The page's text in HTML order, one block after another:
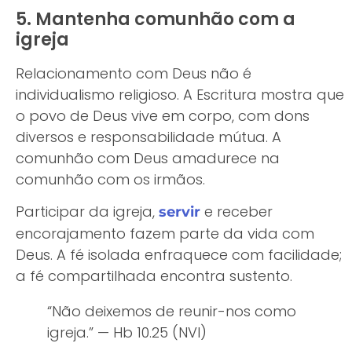
5. Mantenha comunhão com a
igreja
Relacionamento com Deus não é
individualismo religioso. A Escritura mostra que
o povo de Deus vive em corpo, com dons
diversos e responsabilidade mútua. A
comunhão com Deus amadurece na
comunhão com os irmãos.
Participar da igreja, servir e receber
encorajamento fazem parte da vida com
Deus. A fé isolada enfraquece com facilidade;
a fé compartilhada encontra sustento.
“Não deixemos de reunir-nos como
igreja.” — Hb 10.25 (NVI)